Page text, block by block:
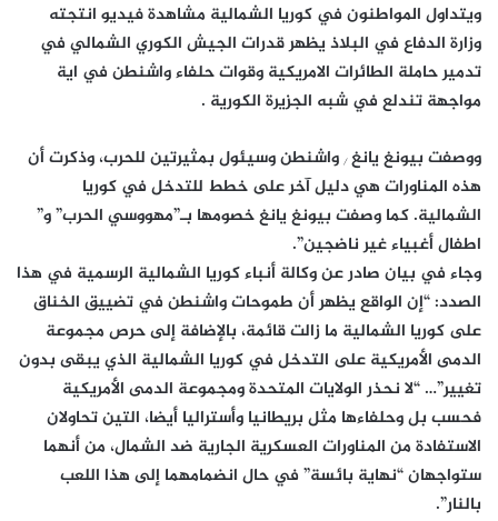
ويتداول المواطنون في كوريا الشمالية مشاهدة فيديو انتجته
وزارة الدفاع في البلاذ يظهر قدرات الجيش الكوري الشمالي في
تدمير حاملة الطائرات الامريكية وقوات حلفاء واشنطن في اية
مواجهة تندلع في شبه الجزيرة الكورية .
ووصفت بيونغ يانغ ٫ واشنطن وسيئول بمثيرتين للحرب، وذكرت أن
هذه المناورات هي دليل آخر على خطط للتدخل في كوريا
الشمالية. كما وصفت بيونغ يانغ خصومها بـ”مهووسي الحرب” و”
اطفال أغبياء غير ناضجين”.
وجاء في بيان صادر عن وكالة أنباء كوريا الشمالية الرسمية في هذا
الصدد: “إن الواقع يظهر أن طموحات واشنطن في تضييق الخناق
على كوريا الشمالية ما زالت قائمة، بالإضافة إلى حرص مجموعة
الدمى الأمريكية على التدخل في كوريا الشمالية الذي يبقى بدون
تغيير”… “لا نحذر الولايات المتحدة ومجموعة الدمى الأمريكية
فحسب بل وحلفاءها مثل بريطانيا وأستراليا أيضا، التين تحاولان
الاستفادة من المناورات العسكرية الجارية ضد الشمال، من أنهما
ستواجهان “نهاية بائسة” في حال انضمامهما إلى هذا اللعب
بالنار”.